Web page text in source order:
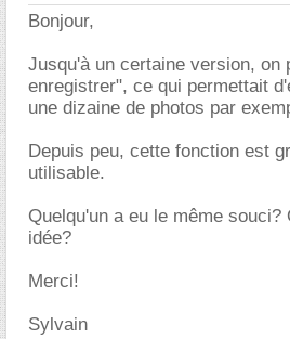
Bonjour,
Jusqu'à un certaine version, on
enregistrer", ce qui permettait
une dizaine de photos par
Depuis peu, cette fonction est
utilisable.
Quelqu'un a eu le même souci?
idée?
Merci!
Sylvain